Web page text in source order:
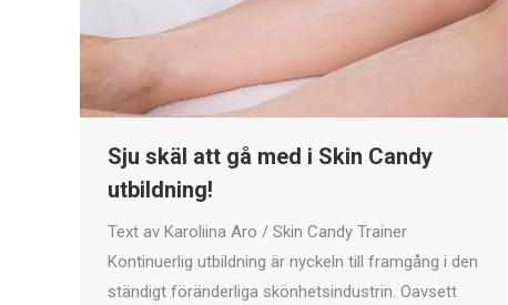
Sju skäl att gå med i Skin Candy
utbildning!
Text av Karoliina Aro / Skin Candy Trainer
Kontinuerlig utbildning är nyckeln till framgång i den
ständigt föränderliga skönhetsindustrin. Oavsett